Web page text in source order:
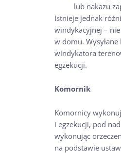
lub nakazu
Istnieje jednak
windykacyjnej –
w domu.
windykatora
egzekucji.
Komornik
Komornicy
i egzekucji, pod
wykonując
na podstawie